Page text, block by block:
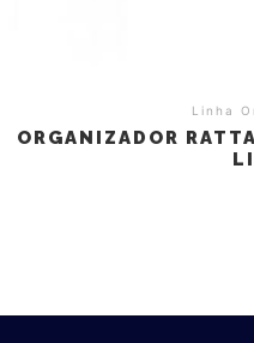
Linha
ORGANIZADOR